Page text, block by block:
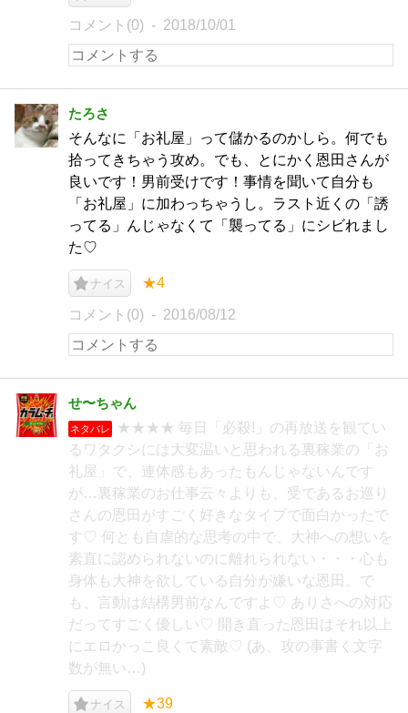
コメント(0) 2018/10/01
たろさ
そんなに「お礼屋」って儲かるのかしら。何でも
拾ってきちゃう攻め。でも、とにかく恩田さんが
良いです！男前受けです！事情を聞いて自分も
「お礼屋」に加わっちゃうし。ラスト近くの「誘
ってる」んじゃなくて「襲ってる」にシビれまし
た♡
ナイス ★4
コメント(0) 2016/08/12
せ〜ちゃん
ネタバレ
★★★★ 毎日「必殺!」の再放送を観てい
るワタクシには大変温いと思われる裏稼業の「お
礼屋」で、連体感もあったもんじゃないんです
が…裏稼業のお仕事云々よりも、受であるお巡り
さんの恩田がすごく好きなタイプで面白かったで
す♡ 何とも自虐的な思考の中で、大神への想いを
素直に認められないのに離れられない・・・心も
身体も大神を欲している自分が嫌いな恩田。で
も、言動は結構男前なんですよ♡ ありさへの対応
だってすごく優しい♡ 開き直った恩田はそれ以上
にエロかっこ良くて素敵♡ (あ、攻の事書く文字
数が無い…)
ナイス ★39